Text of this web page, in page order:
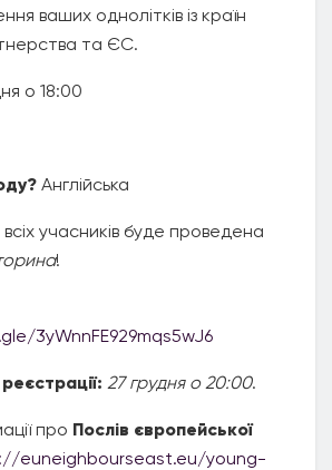
ваших однолітків із країн
та ЄС.
о 18:00
Англійська
учасників буде проведена
!
3yWnnFE929mqs5wJ6
27 грудня о 20:00.
про Послів європейської
euneighbourseast.eu/young-